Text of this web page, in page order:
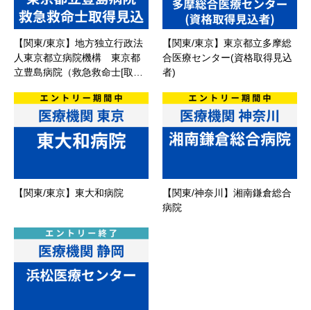
【関東/東京】地方独立行政法
人東京都立病院機構 東京都
立豊島病院（救急救命士[取…
【関東/東京】東京都立多摩総
合医療センター(資格取得見込
者)
【関東/東京】東大和病院
【関東/神奈川】湘南鎌倉総合
病院